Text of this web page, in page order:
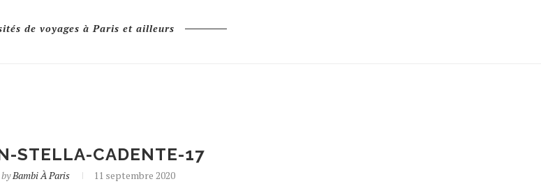
de voyages à Paris et ailleurs
STELLA-CADENTE-17
Bambi À Paris 11 septembre 2020